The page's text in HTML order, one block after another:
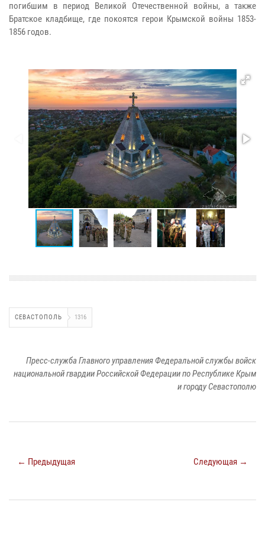
погибшим в период Великой Отечественной войны, а также
Братское кладбище, где покоятся герои Крымской войны 1853-
1856 годов.
СЕВАСТОПОЛЬ 1316
Пресс-служба Главного управления Федеральной службы войск
национальной гвардии Российской Федерации по Республике Крым
и городу Севастополю
← Предыдущая Следующая →